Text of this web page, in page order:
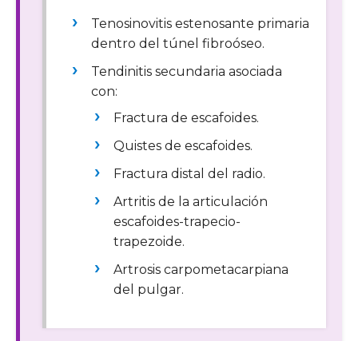
Tenosinovitis estenosante primaria
dentro del túnel fibroóseo.
Tendinitis secundaria asociada
con:
Fractura de escafoides.
Quistes de escafoides.
Fractura distal del radio.
Artritis de la articulación
escafoides-trapecio-
trapezoide.
Artrosis carpometacarpiana
del pulgar.